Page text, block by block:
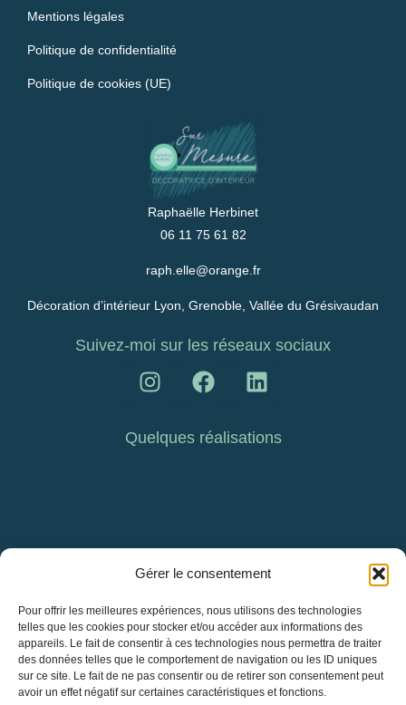
Gérer le consentement
Pour offrir les meilleures expériences, nous utilisons des technologies
telles que les cookies pour stocker et/ou accéder aux informations des
appareils. Le fait de consentir à ces technologies nous permettra de traiter
des données telles que le comportement de navigation ou les ID uniques
sur ce site. Le fait de ne pas consentir ou de retirer son consentement peut
avoir un effet négatif sur certaines caractéristiques et fonctions.
Mentions légales
Politique de confidentialité
Politique de cookies (UE)
Raphaëlle Herbinet
06 11 75 61 82
raph.elle@orange.fr
Décoration d’intérieur Lyon, Grenoble, Vallée du Grésivaudan
Suivez-moi sur les réseaux sociaux
Quelques réalisations